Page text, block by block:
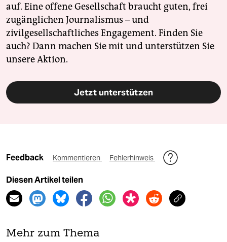
auf. Eine offene Gesellschaft braucht guten, frei
zugänglichen Journalismus – und
zivilgesellschaftliches Engagement. Finden Sie
auch? Dann machen Sie mit und unterstützen Sie
unsere Aktion.
Jetzt unterstützen
Feedback Kommentieren Fehlerhinweis
Diesen Artikel teilen
Mehr zum Thema